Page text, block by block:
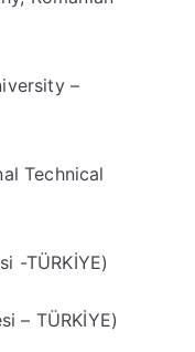
–
Technical
-TÜRKİYE)
– TÜRKİYE)